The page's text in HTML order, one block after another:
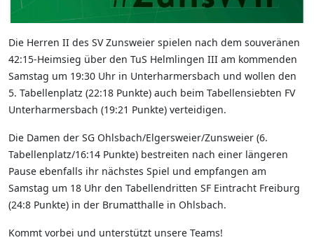
Die Herren II des SV Zunsweier spielen nach dem souveränen
42:15-Heimsieg über den TuS Helmlingen III am kommenden
Samstag um 19:30 Uhr in Unterharmersbach und wollen den
5. Tabellenplatz (22:18 Punkte) auch beim Tabellensiebten FV
Unterharmersbach (19:21 Punkte) verteidigen.
Die Damen der SG Ohlsbach/Elgersweier/Zunsweier (6.
Tabellenplatz/16:14 Punkte) bestreiten nach einer längeren
Pause ebenfalls ihr nächstes Spiel und empfangen am
Samstag um 18 Uhr den Tabellendritten SF Eintracht Freiburg
(24:8 Punkte) in der Brumatthalle in Ohlsbach.
Kommt vorbei und unterstützt unsere Teams!